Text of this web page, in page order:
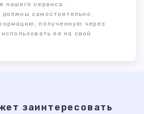
нашего сервиса.
должны самостоятельно
полученную через
ее на свой
заинтересовать